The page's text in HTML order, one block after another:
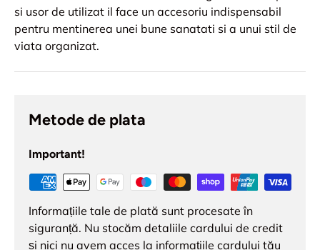
si usor de utilizat il face un accesoriu indispensabil
pentru mentinerea unei bune sanatati si a unui stil de
viata organizat.
Metode de plata
Important!
Informațiile tale de plată sunt procesate în
siguranță. Nu stocăm detaliile cardului de credit
și nici nu avem acces la informațiile cardului tău